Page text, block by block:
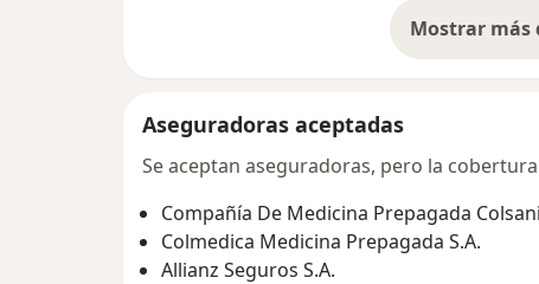
Mostrar más
Aseguradoras aceptadas
Se aceptan aseguradoras, pero la
Compañía De Medicina Prepagada
Colmedica Medicina Prepagada S.A.
Allianz Seguros S.A.